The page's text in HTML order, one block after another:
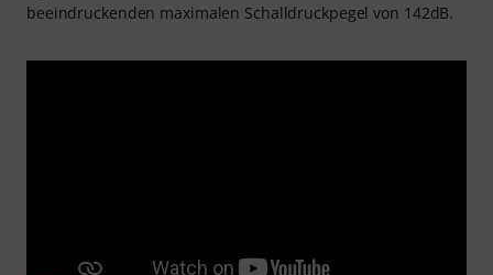
beeindruckenden maximalen Schalldruckpegel von 142dB.